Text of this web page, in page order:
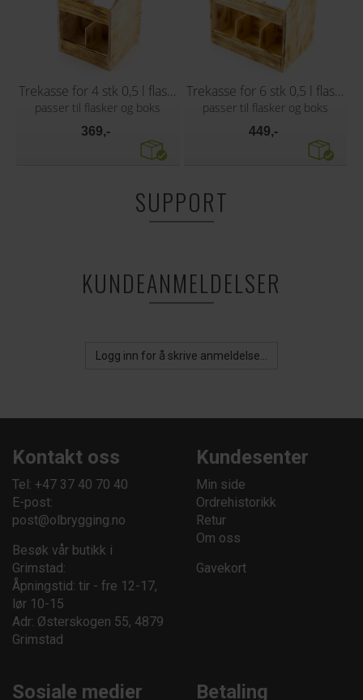
Trekasse for 4 stk 0,5 l flasker
passer til flasker og boks
369,-
Trekasse for 6 stk 0,5 l flasker
passer til flasker og boks
449,-
SUPPORT
KUNDEANMELDELSER
Logg inn for å skrive anmeldelse...
Kontakt oss
Tel: +47 37 40 70 40
E-post:
post@olbrygging.no
Besøk vår butikk i
Grimstad:
Åpningstid: tir - fre 12-17,
lør 10-15
Adr: Østerskogen 55, 4879
Grimstad
Kundesenter
Min side
Ordrehistorikk
Retur
Om oss
Gavekort
Sosiale medier Betaling